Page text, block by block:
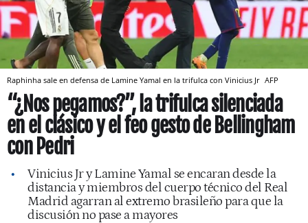
Raphinha sale en defensa de Lamine Yamal en la trifulca con Vinicius Jr AFP
“¿Nos pegamos?”, la trifulca silenciada
en el clásico y el feo gesto de Bellingham
con Pedri
Vinicius Jr y Lamine Yamal se encaran desde la
distancia y miembros del cuerpo técnico del Real
Madrid agarran al extremo brasileño para que la
discusión no pase a mayores